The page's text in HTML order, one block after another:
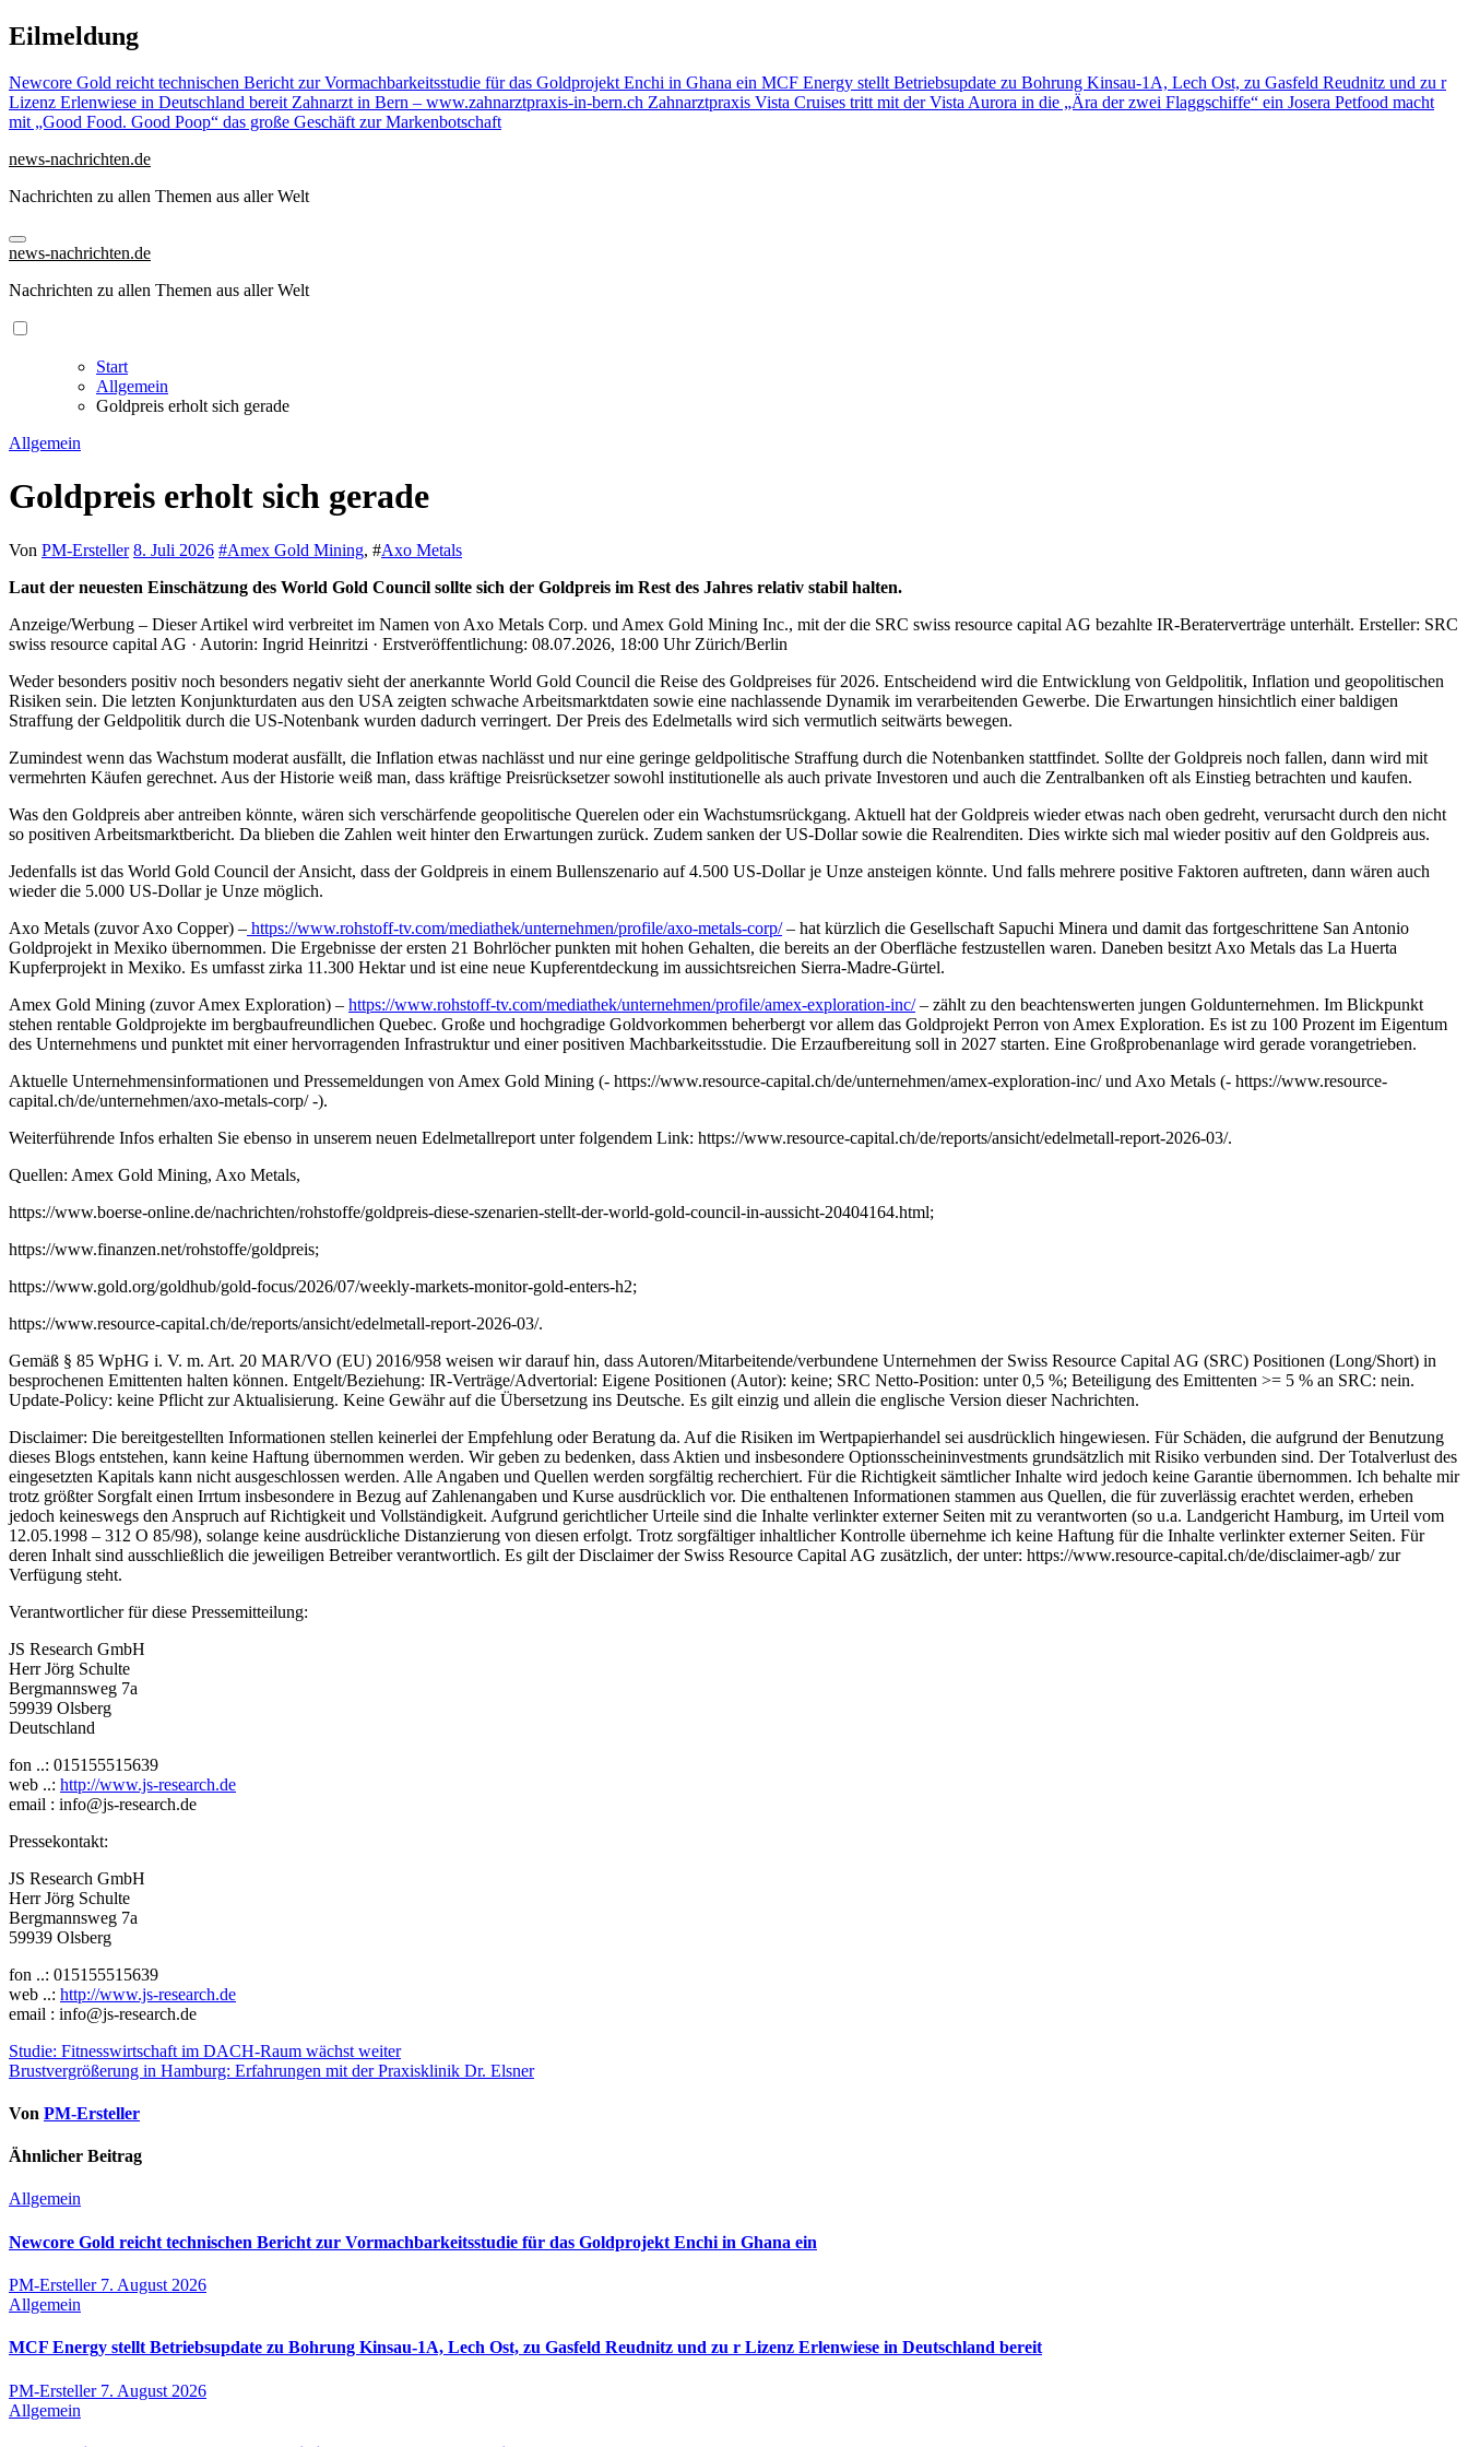
Zu
Inhalten
Eilmeldung
Newcore Gold reicht technischen Bericht zur Vormachbarkeitsstudie für das Goldprojekt Enchi in Ghana ein MCF Energy stellt Betriebsupdate zu Bohrung Kinsau-1A, Lech Ost, zu Gasfeld Reudnitz und zu r
Lizenz Erlenwiese in Deutschland bereit Zahnarzt in Bern – www.zahnarztpraxis-in-bern.ch Zahnarztpraxis Vista Cruises tritt mit der Vista Aurora in die „Ära der zwei Flaggschiffe“ ein Josera Petfood macht
mit „Good Food. Good Poop“ das große Geschäft zur Markenbotschaft
news-nachrichten.de
Nachrichten zu allen Themen aus aller Welt
news-nachrichten.de
Nachrichten zu allen Themen aus aller Welt
Start
Allgemein
Goldpreis erholt sich gerade
Allgemein
Goldpreis erholt sich gerade
Von PM-Ersteller 8. Juli 2026 #Amex Gold Mining, #Axo Metals
Laut der neuesten Einschätzung des World Gold Council sollte sich der Goldpreis im Rest des Jahres relativ stabil halten.
Anzeige/Werbung – Dieser Artikel wird verbreitet im Namen von Axo Metals Corp. und Amex Gold Mining Inc., mit der die SRC swiss resource capital AG bezahlte IR-Beraterverträge unterhält. Ersteller: SRC
swiss resource capital AG · Autorin: Ingrid Heinritzi · Erstveröffentlichung: 08.07.2026, 18:00 Uhr Zürich/Berlin
Weder besonders positiv noch besonders negativ sieht der anerkannte World Gold Council die Reise des Goldpreises für 2026. Entscheidend wird die Entwicklung von Geldpolitik, Inflation und geopolitischen
Risiken sein. Die letzten Konjunkturdaten aus den USA zeigten schwache Arbeitsmarktdaten sowie eine nachlassende Dynamik im verarbeitenden Gewerbe. Die Erwartungen hinsichtlich einer baldigen
Straffung der Geldpolitik durch die US-Notenbank wurden dadurch verringert. Der Preis des Edelmetalls wird sich vermutlich seitwärts bewegen.
Zumindest wenn das Wachstum moderat ausfällt, die Inflation etwas nachlässt und nur eine geringe geldpolitische Straffung durch die Notenbanken stattfindet. Sollte der Goldpreis noch fallen, dann wird mit
vermehrten Käufen gerechnet. Aus der Historie weiß man, dass kräftige Preisrücksetzer sowohl institutionelle als auch private Investoren und auch die Zentralbanken oft als Einstieg betrachten und kaufen.
Was den Goldpreis aber antreiben könnte, wären sich verschärfende geopolitische Querelen oder ein Wachstumsrückgang. Aktuell hat der Goldpreis wieder etwas nach oben gedreht, verursacht durch den nicht
so positiven Arbeitsmarktbericht. Da blieben die Zahlen weit hinter den Erwartungen zurück. Zudem sanken der US-Dollar sowie die Realrenditen. Dies wirkte sich mal wieder positiv auf den Goldpreis aus.
Jedenfalls ist das World Gold Council der Ansicht, dass der Goldpreis in einem Bullenszenario auf 4.500 US-Dollar je Unze ansteigen könnte. Und falls mehrere positive Faktoren auftreten, dann wären auch
wieder die 5.000 US-Dollar je Unze möglich.
Axo Metals (zuvor Axo Copper) – https://www.rohstoff-tv.com/mediathek/unternehmen/profile/axo-metals-corp/– hat kürzlich die Gesellschaft Sapuchi Minera und damit das fortgeschrittene San Antonio
Goldprojekt in Mexiko übernommen. Die Ergebnisse der ersten 21 Bohrlöcher punkten mit hohen Gehalten, die bereits an der Oberfläche festzustellen waren. Daneben besitzt Axo Metals das La Huerta
Kupferprojekt in Mexiko. Es umfasst zirka 11.300 Hektar und ist eine neue Kupferentdeckung im aussichtsreichen Sierra-Madre-Gürtel.
Amex Gold Mining (zuvor Amex Exploration) – https://www.rohstoff-tv.com/mediathek/unternehmen/profile/amex-exploration-inc/– zählt zu den beachtenswerten jungen Goldunternehmen. Im Blickpunkt
stehen rentable Goldprojekte im bergbaufreundlichen Quebec. Große und hochgradige Goldvorkommen beherbergt vor allem das Goldprojekt Perron von Amex Exploration. Es ist zu 100 Prozent im Eigentum
des Unternehmens und punktet mit einer hervorragenden Infrastruktur und einer positiven Machbarkeitsstudie. Die Erzaufbereitung soll in 2027 starten. Eine Großprobenanlage wird gerade vorangetrieben.
Aktuelle Unternehmensinformationen und Pressemeldungen von Amex Gold Mining (- https://www.resource-capital.ch/de/unternehmen/amex-exploration-inc/ und Axo Metals (- https://www.resource-
capital.ch/de/unternehmen/axo-metals-corp/ -).
Weiterführende Infos erhalten Sie ebenso in unserem neuen Edelmetallreport unter folgendem Link: https://www.resource-capital.ch/de/reports/ansicht/edelmetall-report-2026-03/.
Quellen: Amex Gold Mining, Axo Metals,
https://www.boerse-online.de/nachrichten/rohstoffe/goldpreis-diese-szenarien-stellt-der-world-gold-council-in-aussicht-20404164.html;
https://www.finanzen.net/rohstoffe/goldpreis;
https://www.gold.org/goldhub/gold-focus/2026/07/weekly-markets-monitor-gold-enters-h2;
https://www.resource-capital.ch/de/reports/ansicht/edelmetall-report-2026-03/.
Gemäß § 85 WpHG i. V. m. Art. 20 MAR/VO (EU) 2016/958 weisen wir darauf hin, dass Autoren/Mitarbeitende/verbundene Unternehmen der Swiss Resource Capital AG (SRC) Positionen (Long/Short) in
besprochenen Emittenten halten können. Entgelt/Beziehung: IR-Verträge/Advertorial: Eigene Positionen (Autor): keine; SRC Netto-Position: unter 0,5 %; Beteiligung des Emittenten >= 5 % an SRC: nein.
Update-Policy: keine Pflicht zur Aktualisierung. Keine Gewähr auf die Übersetzung ins Deutsche. Es gilt einzig und allein die englische Version dieser Nachrichten.
Disclaimer: Die bereitgestellten Informationen stellen keinerlei der Empfehlung oder Beratung da. Auf die Risiken im Wertpapierhandel sei ausdrücklich hingewiesen. Für Schäden, die aufgrund der Benutzung
dieses Blogs entstehen, kann keine Haftung übernommen werden. Wir geben zu bedenken, dass Aktien und insbesondere Optionsscheininvestments grundsätzlich mit Risiko verbunden sind. Der Totalverlust des
eingesetzten Kapitals kann nicht ausgeschlossen werden. Alle Angaben und Quellen werden sorgfältig recherchiert. Für die Richtigkeit sämtlicher Inhalte wird jedoch keine Garantie übernommen. Ich behalte mir
trotz größter Sorgfalt einen Irrtum insbesondere in Bezug auf Zahlenangaben und Kurse ausdrücklich vor. Die enthaltenen Informationen stammen aus Quellen, die für zuverlässig erachtet werden, erheben
jedoch keineswegs den Anspruch auf Richtigkeit und Vollständigkeit. Aufgrund gerichtlicher Urteile sind die Inhalte verlinkter externer Seiten mit zu verantworten (so u.a. Landgericht Hamburg, im Urteil vom
12.05.1998 – 312 O 85/98), solange keine ausdrückliche Distanzierung von diesen erfolgt. Trotz sorgfältiger inhaltlicher Kontrolle übernehme ich keine Haftung für die Inhalte verlinkter externer Seiten. Für
deren Inhalt sind ausschließlich die jeweiligen Betreiber verantwortlich. Es gilt der Disclaimer der Swiss Resource Capital AG zusätzlich, der unter: https://www.resource-capital.ch/de/disclaimer-agb/ zur
Verfügung steht.
Verantwortlicher für diese Pressemitteilung:
JS Research GmbH
Herr Jörg Schulte
Bergmannsweg 7a
59939 Olsberg
Deutschland
fon ..: 015155515639
web ..: http://www.js-research.de
email : info@js-research.de
Pressekontakt:
JS Research GmbH
Herr Jörg Schulte
Bergmannsweg 7a
59939 Olsberg
fon ..: 015155515639
web ..: http://www.js-research.de
email : info@js-research.de
Beitragsnavigation
Studie: Fitnesswirtschaft im DACH-Raum wächst weiter
Brustvergrößerung in Hamburg: Erfahrungen mit der Praxisklinik Dr. Elsner
Von PM-Ersteller
Ähnlicher Beitrag
Allgemein
Newcore Gold reicht technischen Bericht zur Vormachbarkeitsstudie für das Goldprojekt Enchi in Ghana ein
PM-Ersteller 7. August 2026
Allgemein
MCF Energy stellt Betriebsupdate zu Bohrung Kinsau-1A, Lech Ost, zu Gasfeld Reudnitz und zu r Lizenz Erlenwiese in Deutschland bereit
PM-Ersteller 7. August 2026
Allgemein